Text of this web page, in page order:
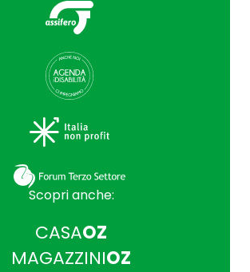
Scopri anche:
CASAOZ
MAGAZZINIOZ